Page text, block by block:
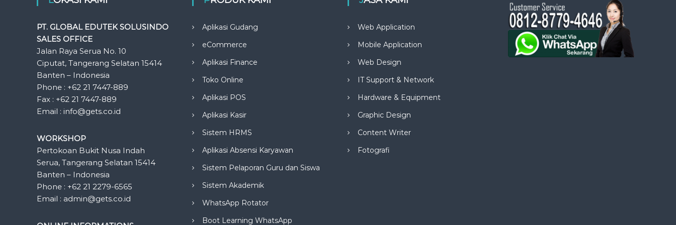
PT. GLOBAL EDUTEK SOLUSINDO
SALES OFFICE
Jalan Raya Serua No. 10
Ciputat, Tangerang Selatan 15414
Banten – Indonesia
Phone : +62 21 7447-889
Fax : +62 21 7447-889
Email : info@gets.co.id
WORKSHOP
Pertokoan Bukit Nusa Indah
Serua, Tangerang Selatan 15414
Banten – Indonesia
Phone : +62 21 2279-6565
Email : admin@gets.co.id
Aplikasi Gudang
eCommerce
Aplikasi Finance
Toko Online
Aplikasi POS
Aplikasi Kasir
Sistem HRMS
Aplikasi Absensi Karyawan
Sistem Pelaporan Guru dan Siswa
Sistem Akademik
WhatsApp Rotator
Boot Learning WhatsApp
Web Application
Mobile Application
Web Design
IT Support & Network
Hardware & Equipment
Graphic Design
Content Writer
Fotografi